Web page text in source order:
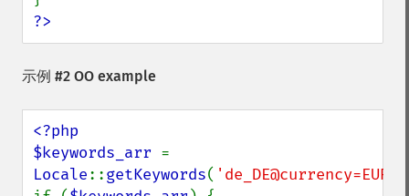
?>
示例 #2 OO example
<?php
$keywords_arr
Locale::getKeywords(